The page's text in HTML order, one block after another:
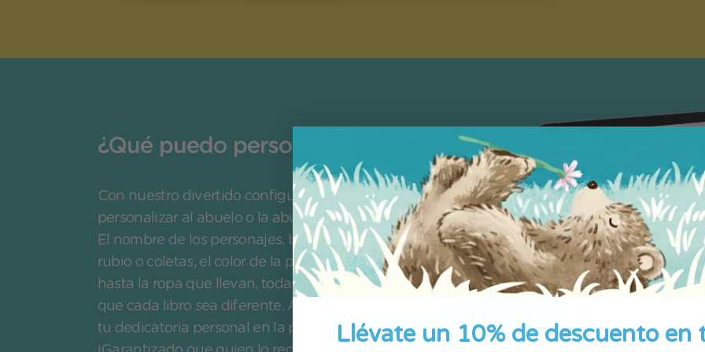
¿Qué puedo personalizar?
Con nuestro divertido configurador puedes
personalizar al abuelo o la abuela junto a sus nietos.
El nombre de los personajes, barba, pelo corto y
rubio o coletas, el color de la piel, gafas, audífonos y
hasta la ropa que llevan, todas son opciones para
que cada libro sea diferente. Además puedes poner
tu dedicatoria personal en la primera página.Llévate un 10% de descuento en